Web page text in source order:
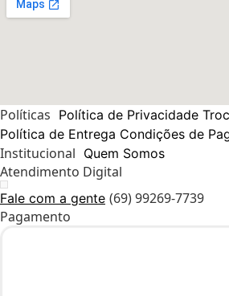
Políticas Política de Privacidade
Política de Entrega Condições de
Institucional Quem Somos
Atendimento Digital
Fale com a gente (69) 99269-7739
Pagamento